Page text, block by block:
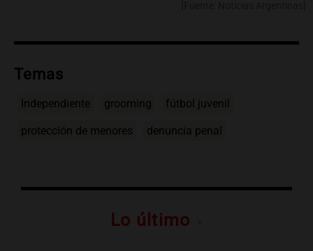
Temas
Independiente grooming fútbol juvenil
protección de menores denuncia penal
Lo último